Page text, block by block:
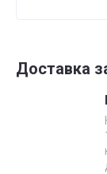
Доставка